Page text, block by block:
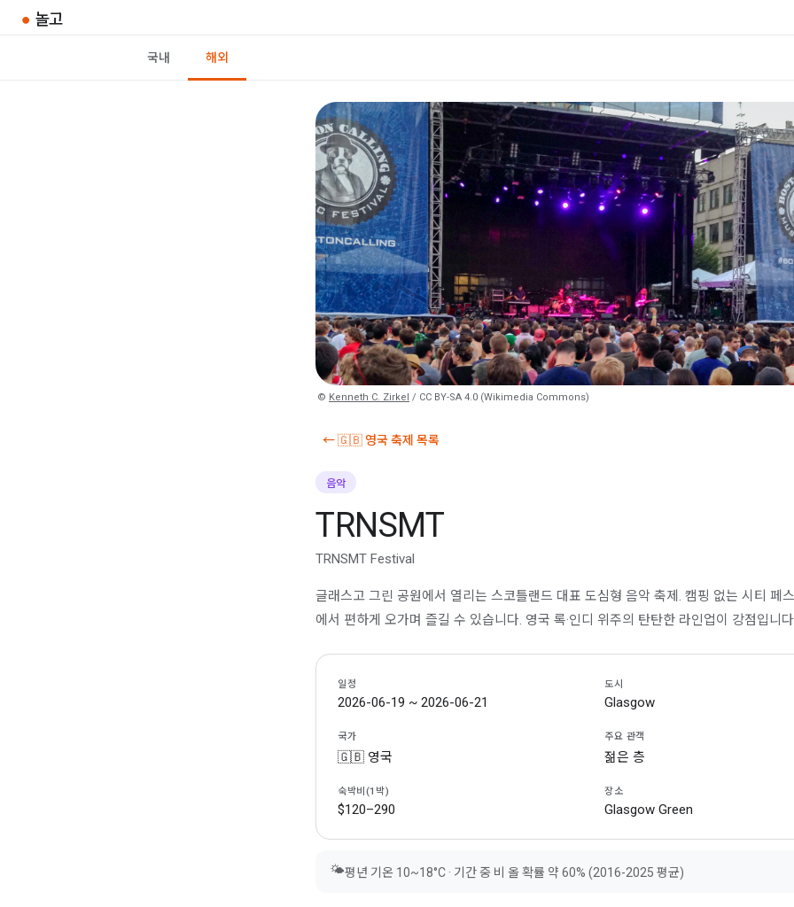
● 놀고
국내 해외
© Kenneth C. Zirkel / CC BY-SA 4.0 (Wikimedia Commons)
← 🇬🇧 영국 축제 목록
음악
TRNSMT
TRNSMT Festival
글래스고 그린 공원에서 열리는 스코틀랜드 대표 도심형 음악 축제. 캠핑 없는 시티 페
에서 편하게 오가며 즐길 수 있습니다. 영국 록·인디 위주의 탄탄한 라인업이 강점입니
일정
2026-06-19 ~ 2026-06-21
도시
Glasgow
국가
🇬🇧 영국
주요 관객
젊은 층
숙박비(1박)
$120–290
장소
Glasgow Green
🌤평년 기온 10~18°C · 기간 중 비 올 확률 약 60% (2016-2025 평균)